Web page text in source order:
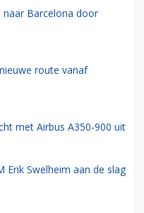
naar Barcelona door
route vanaf
met Airbus A350-900 uit
Erik Swelheim aan de slag